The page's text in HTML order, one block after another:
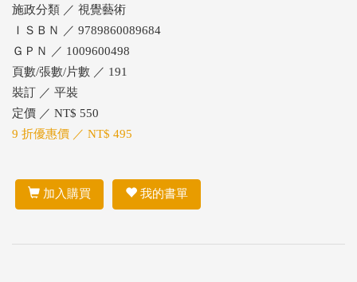
施政分類 ／ 視覺藝術
ＩＳＢＮ ／ 9789860089684
ＧＰＮ ／ 1009600498
頁數/張數/片數 ／ 191
裝訂 ／ 平裝
定價 ／ NT$ 550
9 折優惠價 ／ NT$ 495
加入購買 我的書單